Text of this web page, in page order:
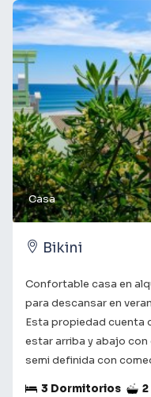
servicio de Wifi.
obtener más
acompañamos en el
futuro comienza aquí!
Casa
Bikini
Confortable casa en
para descansar en
Esta propiedad cuenta
estar arriba y abajo
semi definida con
3 Dormitorios